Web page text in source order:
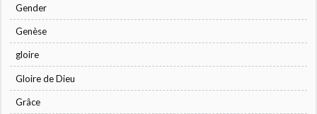
Gender
Genèse
gloire
Gloire de Dieu
Grâce